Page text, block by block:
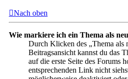
Nach oben
Wie markiere ich ein Thema als
Durch Klicken des „Thema als
Beitragsansicht kannst du das
auf die erste Seite des Forums
entsprechenden Link nicht